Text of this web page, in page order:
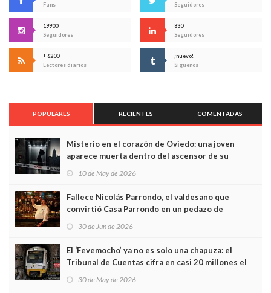
Fans
Seguidores
19900
Seguidores
830
Seguidores
+ 6200
Lectores diarios
¡nuevo!
Síguenos
POPULARES RECIENTES COMENTADAS
Misterio en el corazón de Oviedo: una joven
aparece muerta dentro del ascensor de su
edificio y las cámaras captan sus últimos minutos
10 de May de 2026
Fallece Nicolás Parrondo, el valdesano que
convirtió Casa Parrondo en un pedazo de
Asturias en Madrid
30 de Jun de 2026
El ‘Fevemocho’ ya no es solo una chapuza: el
Tribunal de Cuentas cifra en casi 20 millones el
sobrecoste de los trenes que no cabían por los
30 de May de 2026